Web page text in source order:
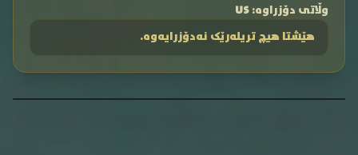
وڵاتی دۆزراوە:US
هێشتا هیچ تریلەرێک نەدۆزرایەوە.